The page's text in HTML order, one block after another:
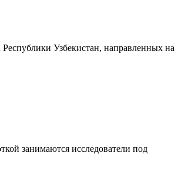
Узбекистан, направленных на
занимаются исследователи под